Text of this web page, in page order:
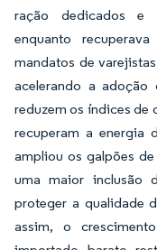
ração dedicados e
enquanto
mandatos de
acelerando a
reduzem os índices de
recuperam a energia
ampliou os galpões
uma maior inclusão
proteger a qualidade
assim, o